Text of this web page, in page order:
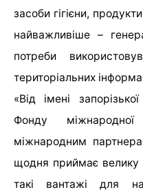
засоби гігієни,
найважливіше –
потреби
територіальних
«Від імені
Фонду
міжнародним
щодня приймає велику
такі вантажі для